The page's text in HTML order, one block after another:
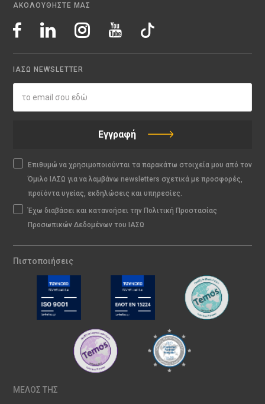
ΑΚΟΛΟΥΘΗΣΤΕ ΜΑΣ
ΙΑΣΩ NEWSLETTER
Εγγραφή
Επιθυμώ να χρησιμοποιούνται τα παρακάτω στοιχεία μου από τον
Όμιλο ΙΑΣΩ για να λαμβάνω newsletters σχετικά με προσφορές,
προϊόντα υγείας, εκδηλώσεις και υπηρεσίες.
Έχω διαβάσει και κατανοήσει την Πολιτική Προστασίας
Προσωπικών Δεδομένων του ΙΑΣΩ
Πιστοποιήσεις
ΜΕΛΟΣ ΤΗΣ